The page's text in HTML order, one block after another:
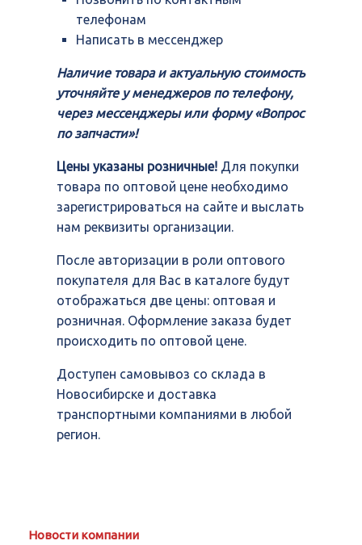
телефонам
Написать в мессенджер
Наличие товара и актуальную стоимость
уточняйте у менеджеров по телефону,
через мессенджеры или форму «Вопрос
по запчасти»!
Цены указаны розничные! Для покупки
товара по оптовой цене необходимо
зарегистрироваться на сайте и выслать
нам реквизиты организации.
После авторизации в роли оптового
покупателя для Вас в каталоге будут
отображаться две цены: оптовая и
розничная. Оформление заказа будет
происходить по оптовой цене.
Доступен самовывоз со склада в
Новосибирске и доставка
транспортными компаниями в любой
регион.
Новости компании